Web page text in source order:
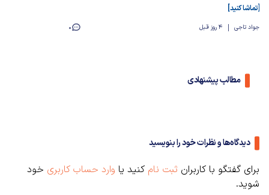
[تماشا کنید]
جواد تاجی 4 روز قبل 0
مطالب پیشنهادی
دیدگاه‌ها و نظرات خود را بنویسید
برای گفتگو با کاربران ثبت نام کنید یا وارد حساب کاربری خود
شوید.